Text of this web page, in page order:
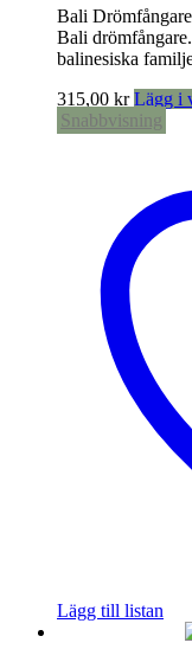
Bali
Bali
balinesiska
315,00 kr Lägg i
Snabbvisning
Lägg till listan